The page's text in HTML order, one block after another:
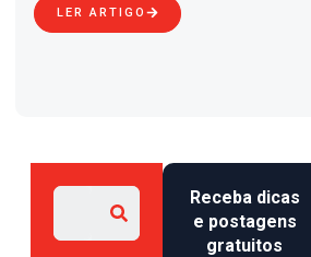
LER ARTIGO
Receba dicas
e postagens
gratuitos